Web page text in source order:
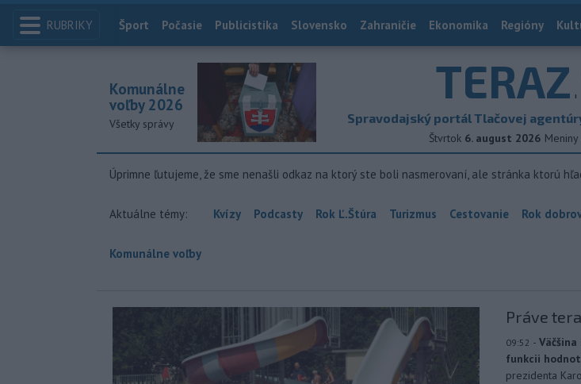
RUBRIKY Index
Šport Počasie Publicistika Slovensko Zahraničie Ekonomika Regióny
TERAZ
Spravodajský portál Tlačovej
Štvrtok 6. august 2026 Meniny
Komunálne
voľby 2026
Všetky správy
Úprimne ľutujeme, že sme nenašli odkaz na ktorý ste boli nasmerovaní, ale stránka ktorú
Aktuálne témy: Kvízy Podcasty Rok Ľ.Štúra Turizmus Cestovanie Rok
Komunálne voľby
Práve
09:52 -
funkcii
prezidenta